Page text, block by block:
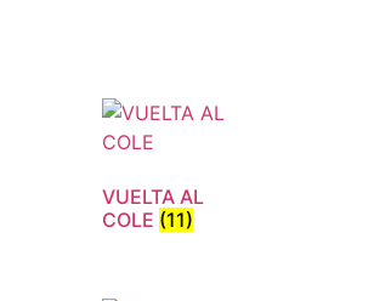
VUELTA AL
COLE (11)